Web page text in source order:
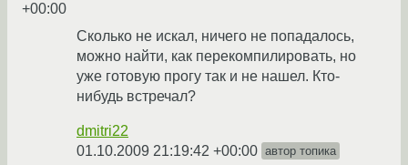
+00:00
Сколько не искал, ничего не попадалось,
можно найти, как перекомпилировать, но
уже готовую прогу так и не нашел. Кто-
нибудь встречал?
dmitri22
01.10.2009 21:19:42 +00:00 автор топика